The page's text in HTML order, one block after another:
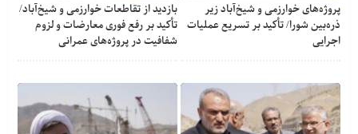
پروژه‌های خوارزمی و شیخ‌آباد زیر
ذره‌بین شورا/ تأکید بر تسریع عملیات
اجرایی
بازدید از تقاطعات خوارزمی و شیخ‌آباد/
تأکید بر رفع فوری معارضات و لزوم
شفافیت در پروژه‌های عمرانی